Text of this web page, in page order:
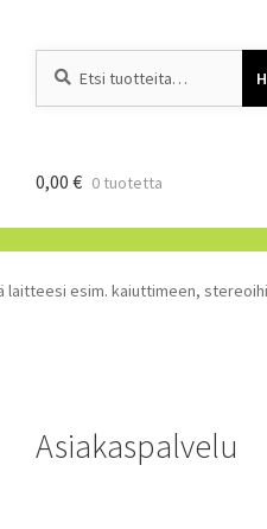
0,00 € 0 tuotetta
laitteesi esim. kaiuttimeen,
Asiakaspalvelu